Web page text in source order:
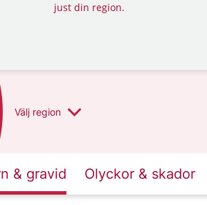
just din region.
Välj region
& gravid Olyckor & skador